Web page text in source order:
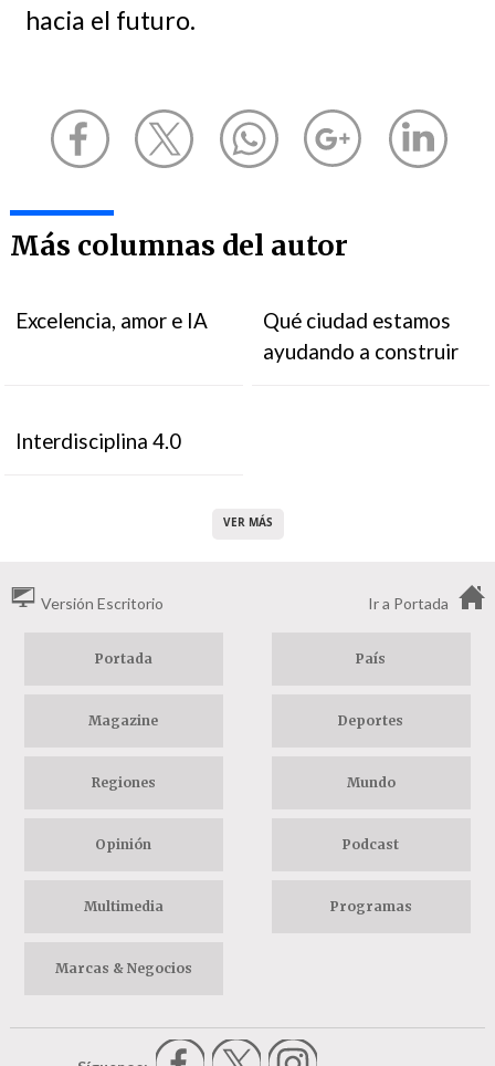
hacia el futuro.
Más columnas del autor
Excelencia, amor e IA
Qué ciudad estamos
ayudando a construir
Interdisciplina 4.0
VER MÁS
Versión Escritorio Ir a Portada
Portada País
Magazine Deportes
Regiones Mundo
Opinión Podcast
Multimedia Programas
Marcas & Negocios